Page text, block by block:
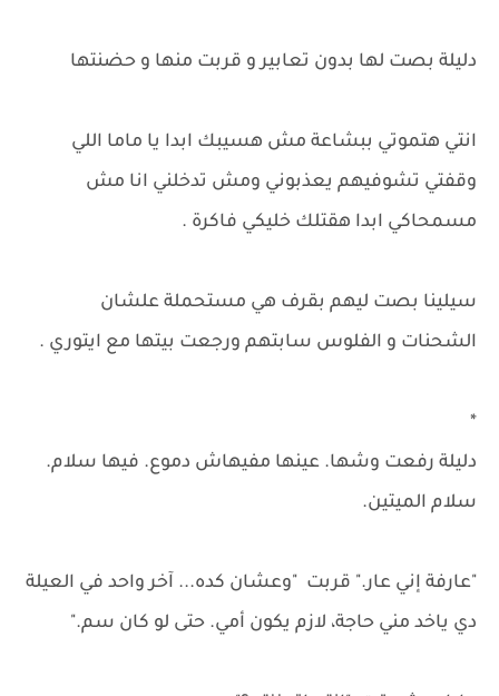
دليلة بصت لها بدون تعابير و قربت منها و حضنتها
انتي هتموتي ببشاعة مش هسيبك ابدا يا ماما اللي
وقفتي تشوفيهم يعذبوني ومش تدخلني انا مش
مسمحاكي ابدا هقتلك خليكي فاكرة .
سيلينا بصت ليهم بقرف هي مستحملة علشان
الشحنات و الفلوس سابتهم ورجعت بيتها مع ايتوري .
*
دليلة رفعت وشها. عينها مفيهاش دموع. فيها سلام.
سلام الميتين.
"عارفة إني عار." قربت "وعشان كده... آخر واحد في العيلة
دي ياخد مني حاجة، لازم يكون أمي. حتى لو كان سم."